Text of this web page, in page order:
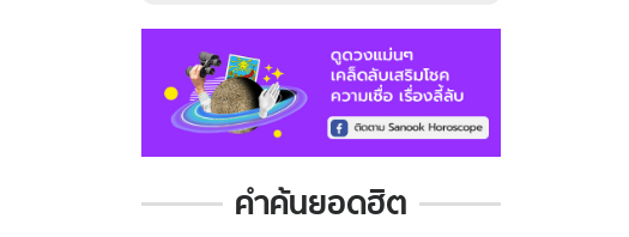
คำค้นยอดฮิต